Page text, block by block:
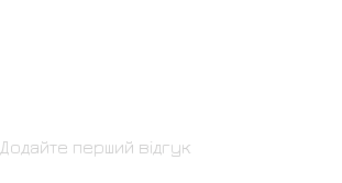
Додайте перший відгук